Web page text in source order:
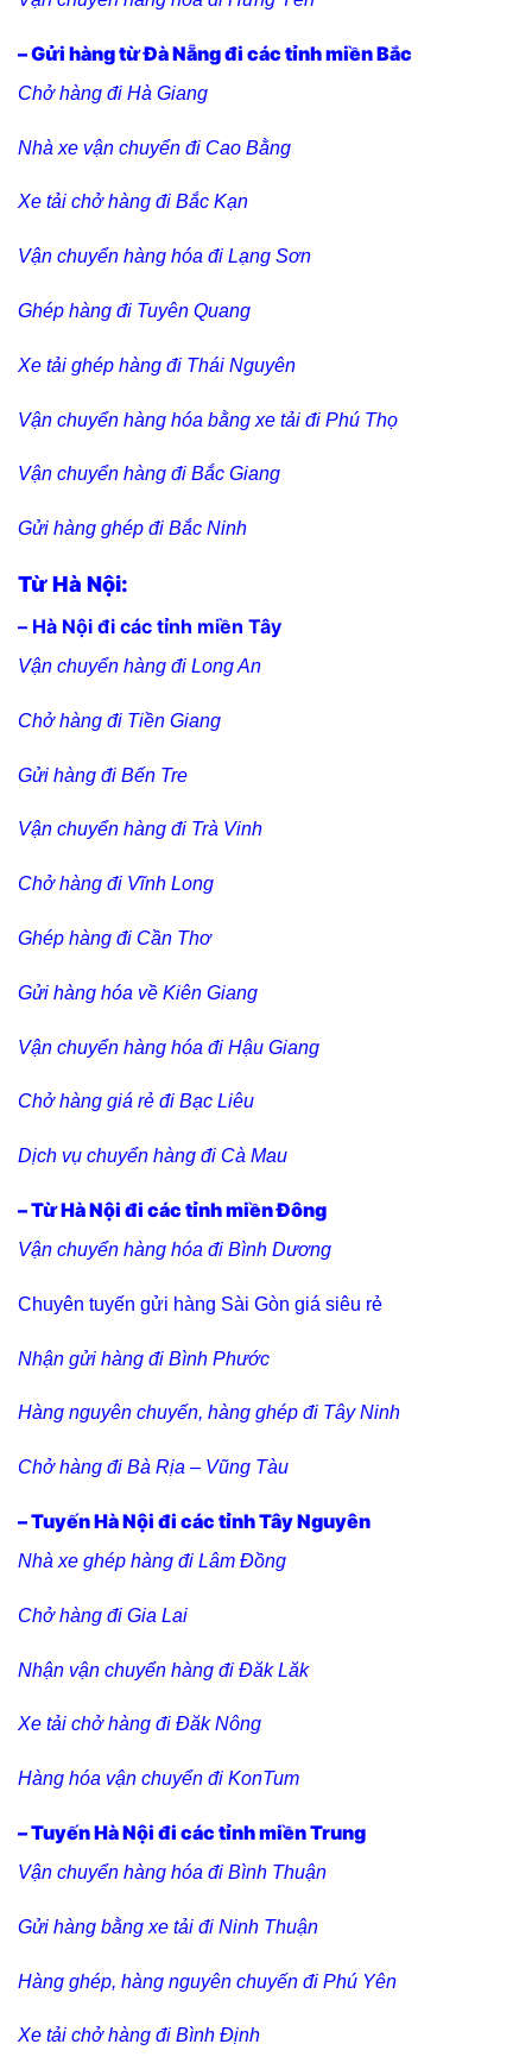
– Gửi hàng từ Đà Nẵng đi các tỉnh miền Bắc
Chở hàng đi Hà Giang
Nhà xe vận chuyển đi Cao Bằng
Xe tải chở hàng đi Bắc Kạn
Vận chuyển hàng hóa đi Lạng Sơn
Ghép hàng đi Tuyên Quang
Xe tải ghép hàng đi Thái Nguyên
Vận chuyển hàng hóa bằng xe tải đi Phú Thọ
Vận chuyển hàng đi Bắc Giang
Gửi hàng ghép đi Bắc Ninh
Từ Hà Nội:
– Hà Nội đi các tỉnh miền Tây
Vận chuyển hàng đi Long An
Chở hàng đi Tiền Giang
Gửi hàng đi Bến Tre
Vận chuyển hàng đi Trà Vinh
Chở hàng đi Vĩnh Long
Ghép hàng đi Cần Thơ
Gửi hàng hóa về Kiên Giang
Vận chuyển hàng hóa đi Hậu Giang
Chở hàng giá rẻ đi Bạc Liêu
Dịch vụ chuyển hàng đi Cà Mau
– Từ Hà Nội đi các tỉnh miền Đông
Vận chuyển hàng hóa đi Bình Dương
Chuyên tuyến gửi hàng Sài Gòn giá siêu rẻ
Nhận gửi hàng đi Bình Phước
Hàng nguyên chuyến, hàng ghép đi Tây Ninh
Chở hàng đi Bà Rịa – Vũng Tàu
– Tuyến Hà Nội đi các tỉnh Tây Nguyên
Nhà xe ghép hàng đi Lâm Đồng
Chở hàng đi Gia Lai
Nhận vận chuyển hàng đi Đăk Lăk
Xe tải chở hàng đi Đăk Nông
Hàng hóa vận chuyển đi KonTum
– Tuyến Hà Nội đi các tỉnh miền Trung
Vận chuyển hàng hóa đi Bình Thuận
Gửi hàng bằng xe tải đi Ninh Thuận
Hàng ghép, hàng nguyên chuyến đi Phú Yên
Xe tải chở hàng đi Bình Định